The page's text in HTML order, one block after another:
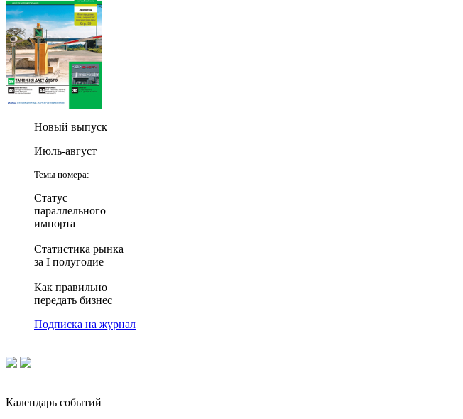
Новый выпуск
Июль-август
Темы номера:
Статус
параллельного
импорта
Статистика рынка
за I полугодие
Как правильно
передать бизнес
Подписка на журнал
Календарь событий